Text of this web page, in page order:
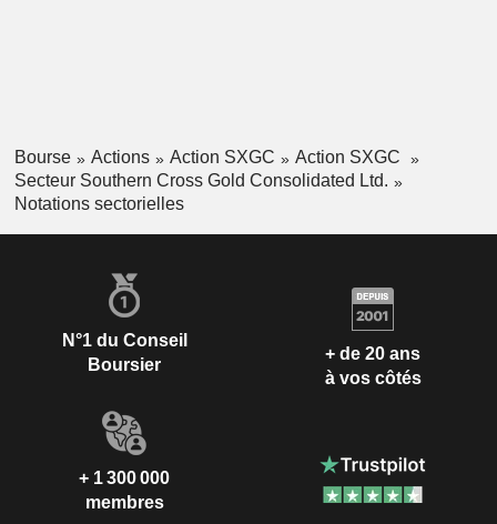
Bourse Actions Action SXGC
Action SXGC
Secteur Southern Cross Gold Consolidated Ltd.
Notations sectorielles
N°1 du Conseil
Boursier
+ de 20 ans
à vos côtés
+ 1 300 000
membres